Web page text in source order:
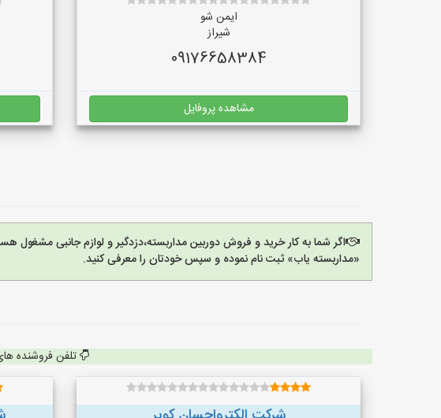
ایمن شو
شیراز
09176658384
مشاهده پروفایل
اگر شما به کار خرید و فروش دوربین مداربسته،دزدگیر و لوازم جانبی مشغول
«مداربسته یاب» ثبت نام نموده و سپس خودتان را معرفی کنید.
تلفن فروشنده